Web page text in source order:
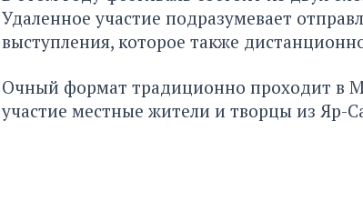
Удаленное участие подразумевает
выступления, которое также
Очный формат традиционно проходит в
участие местные жители и творцы из Яр-